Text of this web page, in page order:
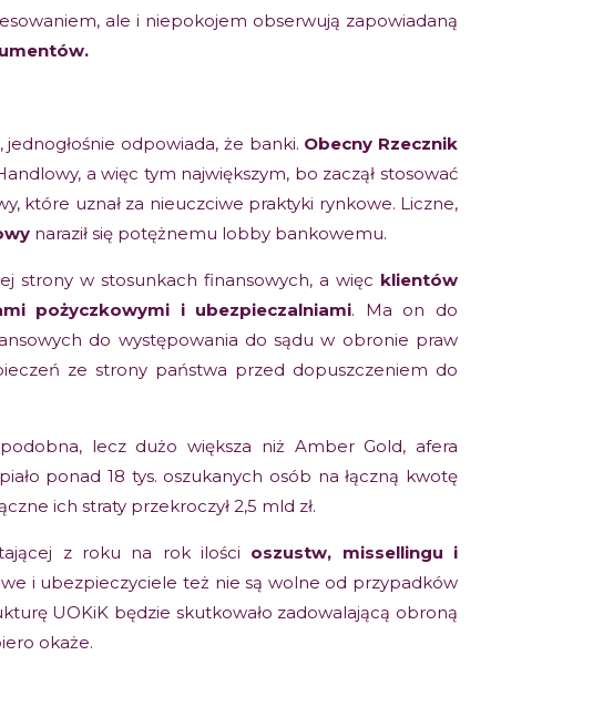
ale i niepokojem obserwują zapowiadaną
odpowiada, że banki. Obecny Rzecznik
a więc tym największym, bo zaczął stosować
które uznał za nieuczciwe praktyki rynkowe. Liczne,
naraził się potężnemu lobby bankowemu.
strony w stosunkach finansowych, a więc klientów
pożyczkowymi i ubezpieczalniami. Ma on do
do występowania do sądu w obronie praw
ze strony państwa przed dopuszczeniem do
lecz dużo większa niż Amber Gold, afera
ponad 18 tys. oszukanych osób na łączną kwotę
ich straty przekroczył 2,5 mld zł.
z roku na rok ilości oszustw, missellingu i
i ubezpieczyciele też nie są wolne od przypadków
UOKiK będzie skutkowało zadowalającą obroną
okaże.